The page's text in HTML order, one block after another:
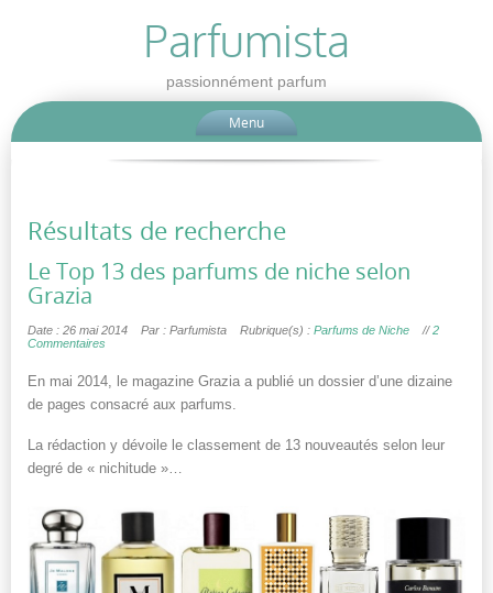
Parfumista
passionnément parfum
Menu
Résultats de recherche
Le Top 13 des parfums de niche selon
Grazia
Date : 26 mai 2014 Par : Parfumista Rubrique(s) : Parfums de Niche //2
Commentaires
En mai 2014, le magazine Grazia a publié un dossier d’une dizaine
de pages consacré aux parfums.
La rédaction y dévoile le classement de 13 nouveautés selon leur
degré de « nichitude »…